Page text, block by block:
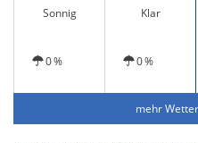
Sonnig
Klar
0 % 0 %
mehr